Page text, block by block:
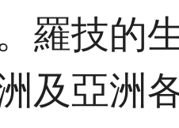
羅技的
及亞洲